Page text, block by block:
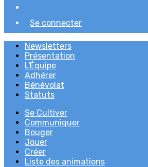
Se connecter
Newsletters
Présentation
L'Équipe
Adhérer
Bénévolat
Statuts
Se Cultiver
Communiquer
Bouger
Jouer
Créer
Liste des animations